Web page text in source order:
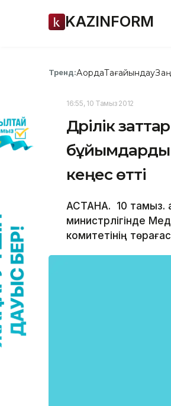
KAZINFORM
Тренд:АқордаТағайындау
16:55, 10 Тамыз 2012
Дәрілік
бұйымдарды
кеңес өтті
АСТАНА. 10 тамыз.
министрлігінде
комитетінің